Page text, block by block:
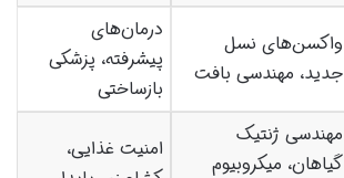
واکسن‌های نسل
جدید، مهندسی بافت
درمان‌های
پیشرفته، پزشکی
بازساختی
مهندسی ژنتیک
گیاهان، میکروبیوم
امنیت غذایی،